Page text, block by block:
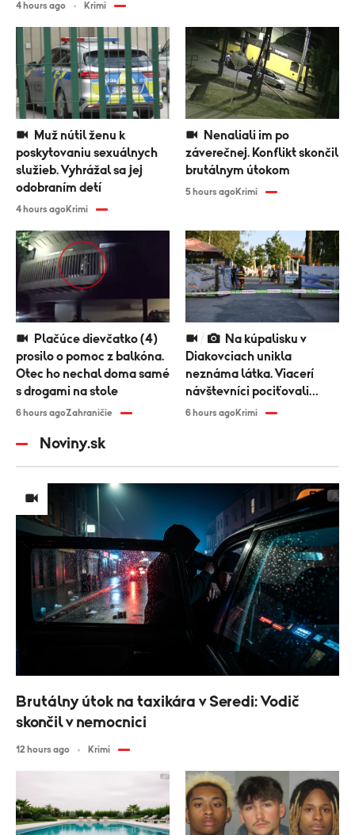
4 hours ago Krimi
poskytovaniu sexuálnych
služieb. Vyhrážal sa jej
odobraním detí
4 hours agoKrimi
záverečnej. Konflikt skončil
brutálnym útokom
5 hours agoKrimi
prosilo o pomoc z balkóna.
Otec ho nechal doma samé
s drogami na stole
6 hours agoZahraničie
Diakovciach unikla
neznáma látka. Viacerí
návštevníci pociťovali
zdravotné problémy
6 hours agoKrimi
Noviny.sk
Brutálny útok na taxikára v Seredi: Vodič
skončil v nemocnici
12 hours ago Krimi